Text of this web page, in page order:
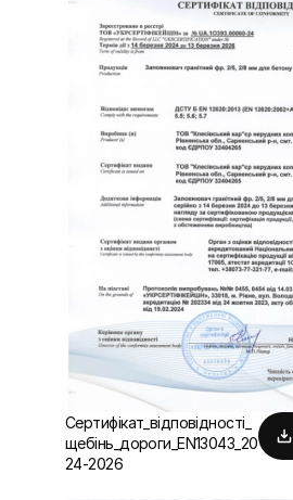
Сертифікат_відповідності_
щебінь_дороги_EN13043_20
24-2026